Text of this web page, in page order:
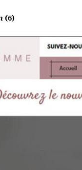
(6)